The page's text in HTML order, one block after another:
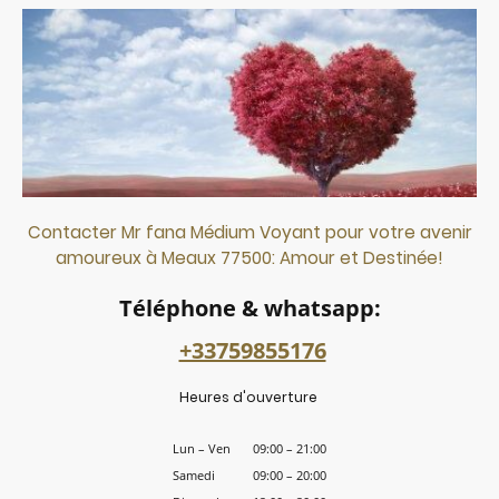
Contacter Mr fana Médium Voyant pour votre avenir
amoureux à Meaux 77500: Amour et Destinée!
Téléphone & whatsapp:
+33759855176
Heures d'ouverture
Lun – Ven 09:00 – 21:00
Samedi
09:00 – 20:00